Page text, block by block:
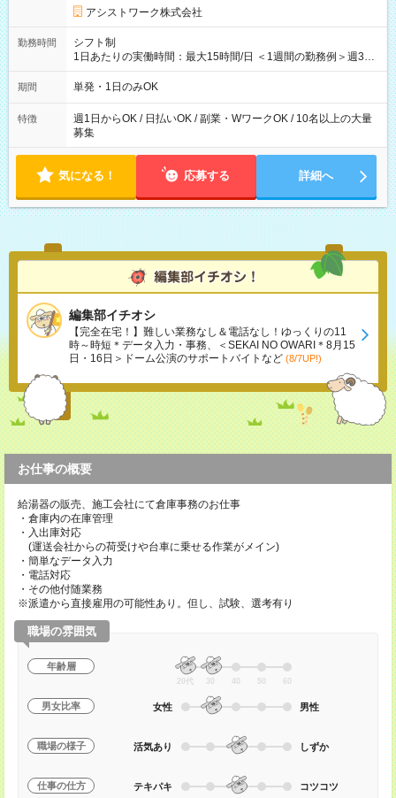
アシストワーク株式会社
勤務時間
シフト制
1日あたりの実働時間：最大15時間/日 ＜1週間の勤務例＞週3回
勤務 勤務：月・水・金 休み：火・木・土・日 好きな時にお仕事
可能です！ ※1日あたりの最大実働時間は日勤、夜勤共に勤務し
期間 単発・1日のみOK
特徴
週1日からOK / 日払いOK / 副業・WワークOK / 10名以上の大量
募集
気になる！ 応募する 詳細へ
編集部イチオシ
【完全在宅！】難しい業務なし＆電話なし！ゆっくりの11
時～時短＊データ入力・事務、＜SEKAI NO OWARI＊8月15
日・16日＞ドーム公演のサポートバイトなど (8/7UP!)
お仕事の概要
給湯器の販売、施工会社にて倉庫事務のお仕事
・倉庫内の在庫管理
・入出庫対応
(運送会社からの荷受けや台車に乗せる作業がメイン)
・簡単なデータ入力
・電話対応
・その他付随業務
※派遣から直接雇用の可能性あり。但し、試験、選考有り
職場の雰囲気
年齢層
20代 30 40 50 60
男女比率 女性 男性
職場の様子 活気あり しずか
仕事の仕方 テキパキ コツコツ